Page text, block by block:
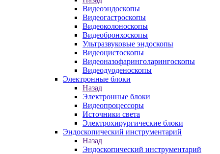
Видеоэндоскопы
Видеогастроскопы
Видеоколоноскопы
Видеобронхоскопы
Ультразвуковые эндоскопы
Видеоцистоскопы
Видеоназофаринголарингоскопы
Видеодуоденоскопы
Электронные блоки
Назад
Электронные блоки
Видеопроцессоры
Источники света
Электрохирургические блоки
Эндоскопический инструментарий
Назад
Эндоскопический инструментарий